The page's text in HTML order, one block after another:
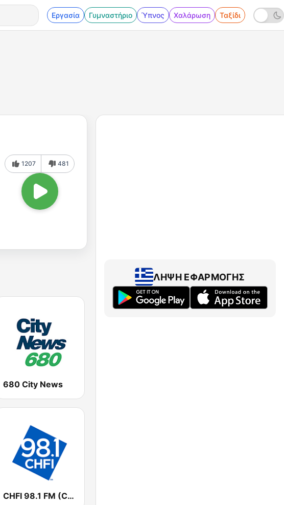
Εργασία Γυμναστήριο Ύπνος Χαλάρωση Ταξίδι
1207 481
680 City News
CHFI 98.1 FM (CA Only)
ΛΉΨΗ ΕΦΑΡΜΟΓΉΣ